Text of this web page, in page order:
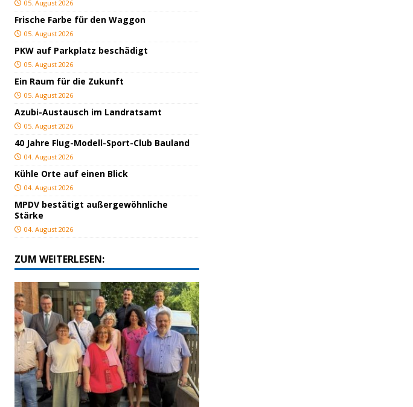
05. August 2026
Frische Farbe für den Waggon
05. August 2026
PKW auf Parkplatz beschädigt
05. August 2026
Ein Raum für die Zukunft
05. August 2026
Azubi-Austausch im Landratsamt
05. August 2026
40 Jahre Flug-Modell-Sport-Club Bauland
04. August 2026
Kühle Orte auf einen Blick
04. August 2026
MPDV bestätigt außergewöhnliche
Stärke
04. August 2026
ZUM WEITERLESEN: